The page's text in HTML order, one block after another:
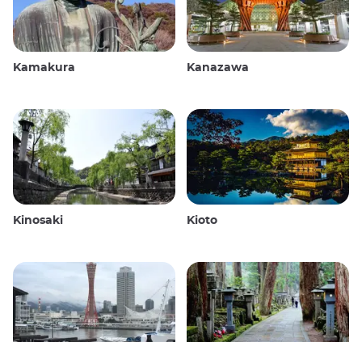
Kamakura Kanazawa
Kinosaki Kioto